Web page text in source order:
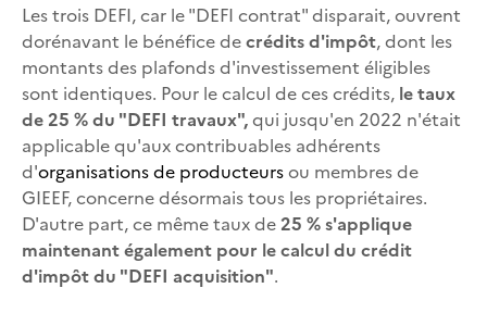
Les trois DEFI, car le "DEFI contrat" disparait, ouvrent
dorénavant le bénéfice decrédits d'impôt, dont les
montants des plafonds d'investissement éligibles
sont identiques. Pour le calcul de ces crédits, le taux
de 25 % du "DEFI travaux",qui jusqu'en 2022 n'était
applicable qu'aux contribuables adhérents
d'organisations de producteursou membres de
GIEEF, concerne désormais tous les propriétaires.
D'autre part, ce même taux de25 % s'applique
maintenant également pour le calcul du crédit
d'impôt du "DEFI acquisition".